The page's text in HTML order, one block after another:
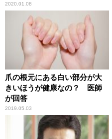
2020.01.08
爪の根元にある白い部分が大
きいほうが健康なの？ 医師
が回答
2019.05.03